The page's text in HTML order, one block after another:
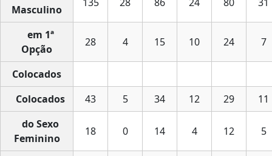
Masculino
em 1ª
Opção
28 4 15 10 24 7
Colocados
Colocados
43 5 34 12 29
11
do Sexo
Feminino
18 0 14 4 12 5